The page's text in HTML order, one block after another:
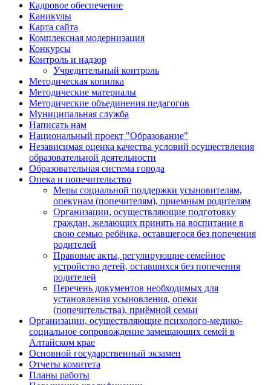
Кадровое обеспечение
Каникулы
Карта сайта
Комплексная модернизация
Конкурсы
Контроль и надзор
Учредительный контроль
Методическая копилка
Методические материалы
Методические объединения педагогов
Муниципальная служба
Написать нам
Национальный проект "Образование"
Независимая оценка качества условий осуществления
образовательной деятельности
Образовательная система города
Опека и попечительство
Меры социальной поддержки усыновителям,
опекунам (попечителям), приемным родителям
Организации, осуществляющие подготовку
граждан, желающих принять на воспитание в
свою семью ребёнка, оставшегося без попечения
родителей
Правовые акты, регулирующие семейное
устройство детей, оставшихся без попечения
родителей
Перечень документов необходимых для
установления усыновления, опеки
(попечительства), приёмной семьи
Организации, осуществляющие психолого-медико-
социальное сопровождение замещающих семей в
Алтайском крае
Основной государственный экзамен
Отчеты комитета
Планы работы